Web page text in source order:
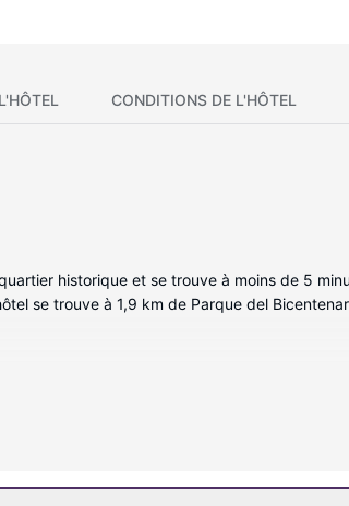
CONDITIONS DE L'HÔTEL
historique et se trouve à moins de 5
se trouve à 1,9 km de Parque del
équipements à votre disposition,